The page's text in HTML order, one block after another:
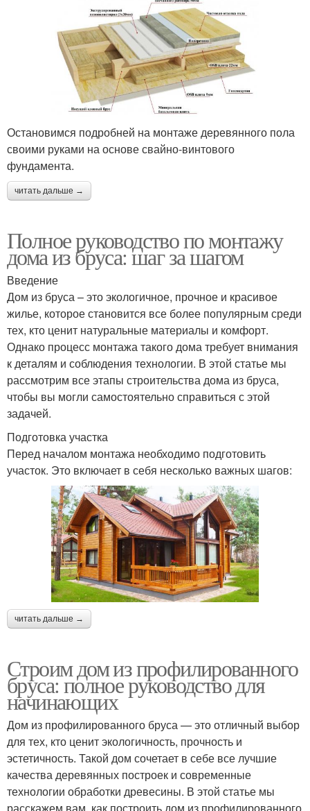
Остановимся подробней на монтаже деревянного пола
своими руками на основе свайно-винтового
фундамента.
читать дальше →
Полное руководство по монтажу
дома из бруса: шаг за шагом
Введение
Дом из бруса – это экологичное, прочное и красивое
жилье, которое становится все более популярным среди
тех, кто ценит натуральные материалы и комфорт.
Однако процесс монтажа такого дома требует внимания
к деталям и соблюдения технологии. В этой статье мы
рассмотрим все этапы строительства дома из бруса,
чтобы вы могли самостоятельно справиться с этой
задачей.
Подготовка участка
Перед началом монтажа необходимо подготовить
участок. Это включает в себя несколько важных шагов:
читать дальше →
Строим дом из профилированного
бруса: полное руководство для
начинающих
Дом из профилированного бруса — это отличный выбор
для тех, кто ценит экологичность, прочность и
эстетичность. Такой дом сочетает в себе все лучшие
качества деревянных построек и современные
технологии обработки древесины. В этой статье мы